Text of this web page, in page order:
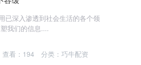
已深入渗透到社会生活的各个领
我们的信息....
查看： 194 分类： 巧牛配资